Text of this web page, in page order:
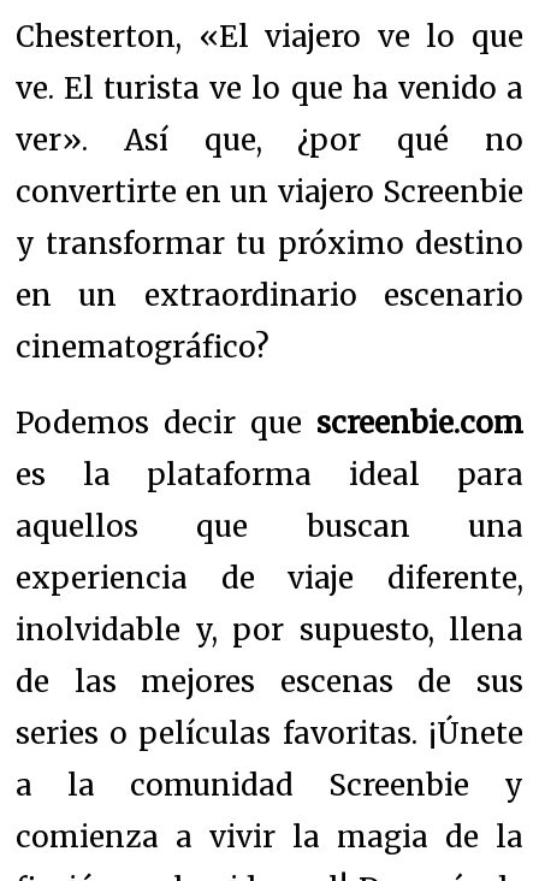
Chesterton, «El viajero ve lo que
ve. El turista ve lo que ha venido a
ver». Así que, ¿por qué no
convertirte en un viajero Screenbie
y transformar tu próximo destino
en un extraordinario escenario
cinematográfico?
Podemos decir que screenbie.com
es la plataforma ideal para
aquellos que buscan una
experiencia de viaje diferente,
inolvidable y, por supuesto, llena
de las mejores escenas de sus
series o películas favoritas. ¡Únete
a la comunidad Screenbie y
comienza a vivir la magia de la